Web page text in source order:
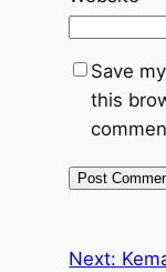
Save
this
Next: